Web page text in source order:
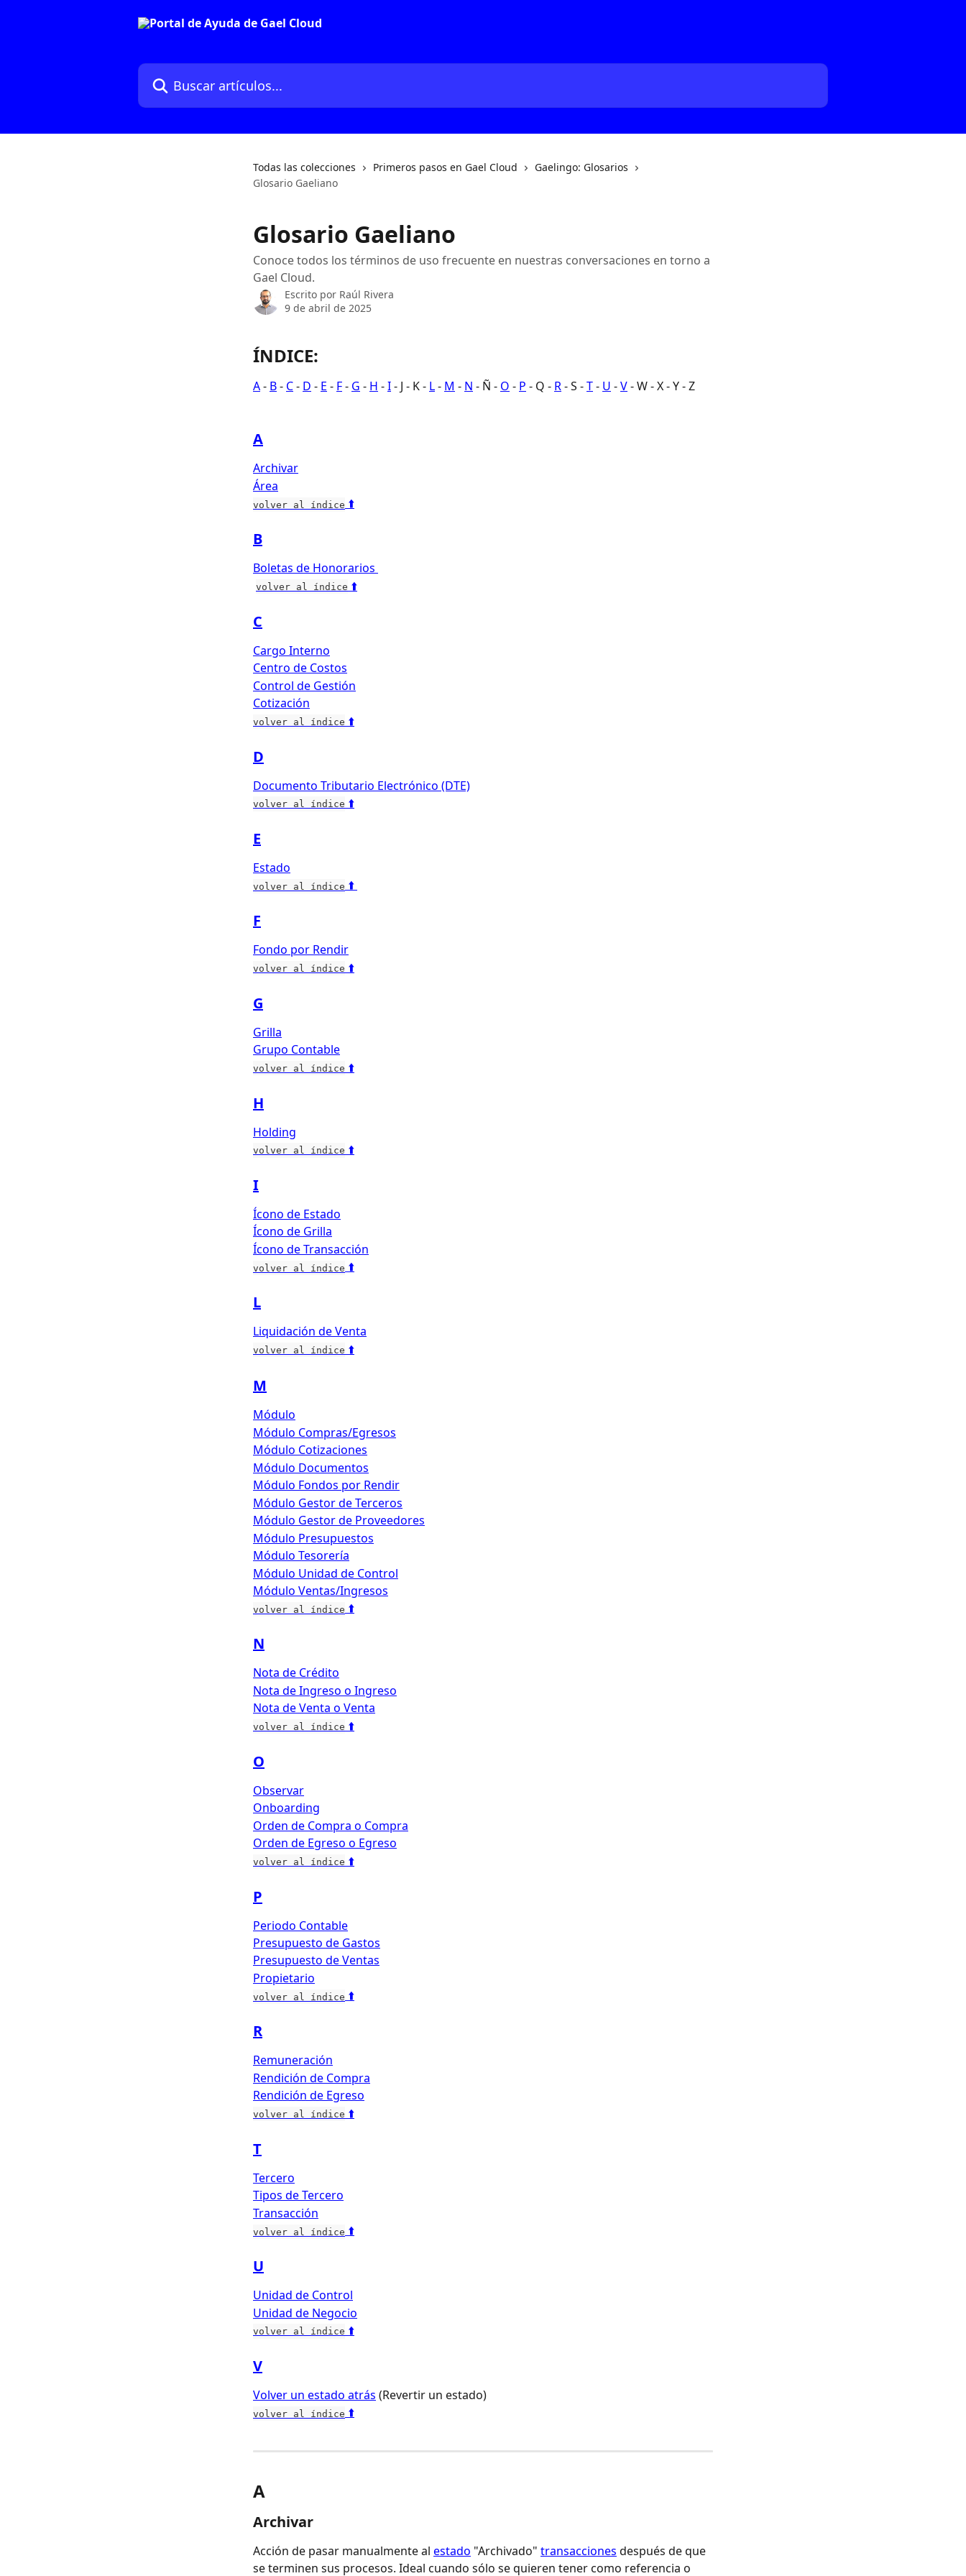
Buscar artículos...
Todas las colecciones Primeros pasos en Gael Cloud
Gaelingo: Glosarios
Glosario Gaeliano
Glosario Gaeliano
Conoce todos los términos de uso frecuente en nuestras conversaciones en torno a
Gael Cloud.
Escrito por Raúl Rivera
9 de abril de 2025
ÍNDICE:
A - B - C - D - E - F - G - H - I - J - K - L - M - N - Ñ - O - P - Q - R - S - T - U - V - W - X - Y - Z
A
Archivar
Área
volver al índice ⬆️
B
Boletas de Honorarios
volver al índice ⬆️
C
Cargo Interno
Centro de Costos
Control de Gestión
Cotización
volver al índice ⬆️
D
Documento Tributario Electrónico (DTE)
volver al índice ⬆️
E
Estado
volver al índice ⬆️
F
Fondo por Rendir
volver al índice ⬆️
G
Grilla
Grupo Contable
volver al índice ⬆️
H
Holding
volver al índice ⬆️
I
Ícono de Estado
Ícono de Grilla
Ícono de Transacción
volver al índice ⬆️
L
Liquidación de Venta
volver al índice ⬆️
M
Módulo
Módulo Compras/Egresos
Módulo Cotizaciones
Módulo Documentos
Módulo Fondos por Rendir
Módulo Gestor de Terceros
Módulo Gestor de Proveedores
Módulo Presupuestos
Módulo Tesorería
Módulo Unidad de Control
Módulo Ventas/Ingresos
volver al índice ⬆️
N
Nota de Crédito
Nota de Ingreso o Ingreso
Nota de Venta o Venta
volver al índice ⬆️
O
Observar
Onboarding
Orden de Compra o Compra
Orden de Egreso o Egreso
volver al índice ⬆️
P
Periodo Contable
Presupuesto de Gastos
Presupuesto de Ventas
Propietario
volver al índice ⬆️
R
Remuneración
Rendición de Compra
Rendición de Egreso
volver al índice ⬆️
T
Tercero
Tipos de Tercero
Transacción
volver al índice ⬆️
U
Unidad de Control
Unidad de Negocio
volver al índice ⬆️
V
Volver un estado atrás (Revertir un estado)
volver al índice ⬆️
A
Archivar
Acción de pasar manualmente al estado "Archivado" transacciones después de que
se terminen sus procesos. Ideal cuando sólo se quieren tener como referencia o